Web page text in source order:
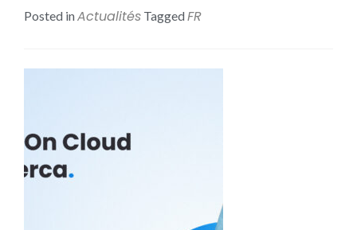
Posted inActualités TaggedFR